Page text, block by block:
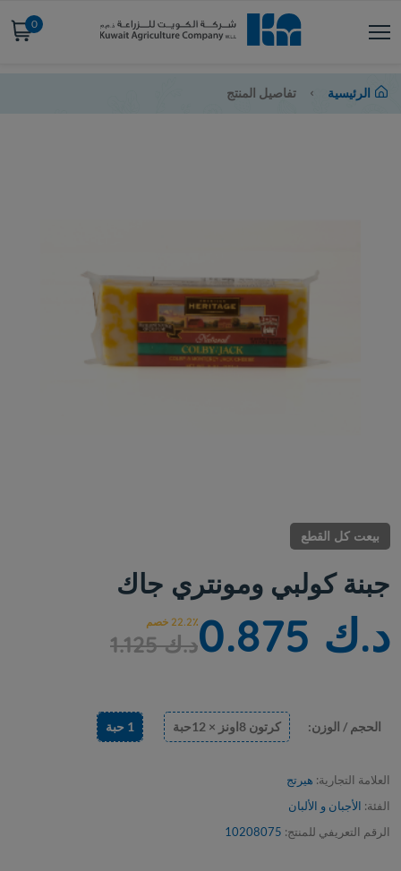
0
الرئيسية تفاصيل المنتج
بيعت كل القطع
جبنة كولبي ومونتري جاك
د.ك 0.875 22.2٪ خصم
د.ك 1.125
الحجم / الوزن: كرتون 8اونز × 12حبة 1 حبة
العلامة التجارية: هيرتج
الفئة: الأجبان و الألبان
الرقم التعريفي للمنتج: 10208075